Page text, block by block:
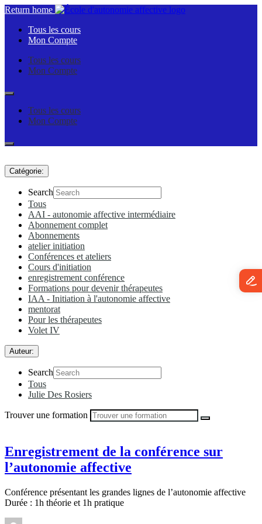
Return home
Tous les cours
Mon Compte
Tous les cours
Mon Compte
Tous les cours
Mon Compte
Catégorie:
Search
Tous
AAI - autonomie affective intermédiaire
Abonnement complet
Abonnements
atelier initiation
Conférences et ateliers
Cours d'initiation
enregistrement conférence
Formations pour devenir thérapeutes
IAA - Initiation à l'autonomie affective
mentorat
Pour les thérapeutes
Volet IV
Auteur:
Search
Tous
Julie Des Rosiers
Trouver une formation
Enregistrement de la conférence sur
l’autonomie affective
Conférence présentant les grandes lignes de l’autonomie affective
Durée : 1h théorie et 1h pratique